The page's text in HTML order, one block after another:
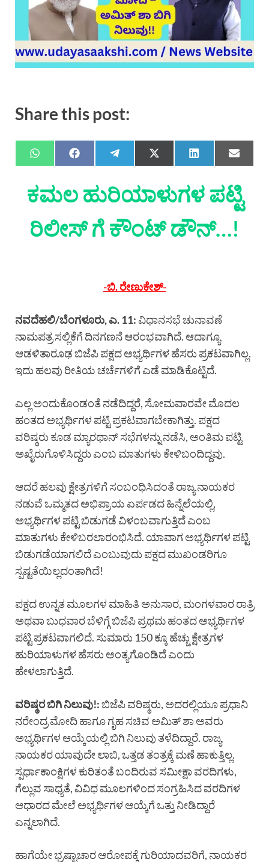
Share this post:
ಕಮಲ ಹುರಿಯಾಳುಗಳ ಪಟ್ಟಿ
ರಿಲೀಸ್ ಗೆ ಕೌಂಟ್ ಡೌನ್…!
-ಬಿ. ರೇಣುಕೇಶ್-
ನವದೆಹಲಿ/ಬೆಂಗಳೂರು, ಎ. 11:ವಿಧಾನಸಭೆ ಚುನಾವಣೆ
ನಾಮಪತ್ರ ಸಲ್ಲಿಕೆಗೆ ದಿನಗಣನೆ ಆರಂಭವಾಗಿದೆ. ಆದಾಗ್ಯೂ
ಆಡಳಿತಾರೂಢ ಬಿಜೆಪಿ ಪಕ್ಷದ ಅಭ್ಯರ್ಥಿಗಳ ಹೆಸರು ಪ್ರಕಟವಾಗಿಲ್ಲ.
ಇದು ಹಲವು ರೀತಿಯ ಚರ್ಚೆಗಳಿಗೆ ಎಡೆ ಮಾಡಿಕೊಟ್ಟಿದೆ.
ಎಲ್ಲ ಅಂದುಕೊಂಡಂತೆ ನಡೆದಿದ್ದರೆ, ಸೋಮವಾರವೇ ಮೊದಲ
ಹಂತದ ಅಭ್ಯರ್ಥಿಗಳ ಪಟ್ಟಿ ಪ್ರಕಟವಾಗಬೇಕಾಗಿತ್ತು. ಪಕ್ಷದ
ವರಿಷ್ಠರು ಕೂಡ ಮ್ಯಾರಥಾನ್ ಸಭೆಗಳನ್ನು ನಡೆಸಿ, ಅಂತಿಮ ಪಟ್ಟಿ
ಅಖೈರುಗೊಳಿಸಿದ್ದರು ಎಂಬ ಮಾತುಗಳು ಕೇಳಿಬಂದಿದ್ದವು.
ಆದರೆ ಹಲವು ಕ್ಷೇತ್ರಗಳಿಗೆ ಸಂಬಂಧಿಸಿದಂತೆ ರಾಜ್ಯ ನಾಯಕರ
ನಡುವೆ ಒಮ್ಮತದ ಅಭಿಪ್ರಾಯ ಏರ್ಪಡದ ಹಿನ್ನೆಲೆಯಲ್ಲಿ,
ಅಭ್ಯರ್ಥಿಗಳ ಪಟ್ಟಿ ಬಿಡುಗಡೆ ವಿಳಂಬವಾಗುತ್ತಿದೆ ಎಂಬ
ಮಾತುಗಳು ಕೇಳಿಬರಲಾರಂಭಿಸಿದೆ. ಯಾವಾಗ ಅಭ್ಯರ್ಥಿಗಳ ಪಟ್ಟಿ
ಬಿಡುಗಡೆಯಾಗಲಿದೆ ಎಂಬುವುದು ಪಕ್ಷದ ಮುಖಂಡರಿಗೂ
ಸ್ಪಷ್ಟತೆಯಿಲ್ಲದಂತಾಗಿದೆ!
ಪಕ್ಷದ ಉನ್ನತ ಮೂಲಗಳ ಮಾಹಿತಿ ಅನುಸಾರ, ಮಂಗಳವಾರ ರಾತ್ರಿ
ಅಥವಾ ಬುಧವಾರ ಬೆಳಿಗ್ಗೆ ಬಿಜೆಪಿ ಪ್ರಥಮ ಹಂತದ ಅಭ್ಯರ್ಥಿಗಳ
ಪಟ್ಟಿ ಪ್ರಕಟವಾಗಲಿದೆ. ಸುಮಾರು 150 ಕ್ಕೂ ಹೆಚ್ಚು ಕ್ಷೇತ್ರಗಳ
ಹುರಿಯಾಳುಗಳ ಹೆಸರು ಅಂತ್ಯಗೊಂಡಿದೆ ಎಂದು
ಹೇಳಲಾಗುತ್ತಿದೆ.
ವರಿಷ್ಠರ ಬಿಗಿ ನಿಲುವು!:ಬಿಜೆಪಿ ವರಿಷ್ಠರು, ಅದರಲ್ಲಿಯೂ ಪ್ರಧಾನಿ
ನರೇಂದ್ರ ಮೋದಿ ಹಾಗೂ ಗೃಹ ಸಚಿವ ಅಮಿತ್ ಶಾ ಅವರು
ಅಭ್ಯರ್ಥಿಗಳ ಆಯ್ಕೆಯಲ್ಲಿ ಬಿಗಿ ನಿಲುವು ತಳೆದಿದ್ದಾರೆ. ರಾಜ್ಯ
ನಾಯಕರ ಯಾವುದೇ ಲಾಬಿ, ಒತ್ತಡ ತಂತ್ರಕ್ಕೆ ಮಣೆ ಹಾಕುತ್ತಿಲ್ಲ.
ಸ್ಪರ್ಧಾಕಾಂಕ್ಷಿಗಳ ಕುರಿತಂತೆ ಬಂದಿರುವ ಸಮೀಕ್ಷಾ ವರದಿಗಳು,
ಗೆಲ್ಲುವ ಸಾಧ್ಯತೆ, ವಿವಿಧ ಮೂಲಗಳಿಂದ ಸಂಗ್ರಹಿಸಿದ ವರದಿಗಳ
ಆಧಾರದ ಮೇಲೆ ಅಭ್ಯರ್ಥಿಗಳ ಆಯ್ಕೆಗೆ ಒತ್ತು ನೀಡಿದ್ದಾರೆ
ಎನ್ನಲಾಗಿದೆ.
ಹಾಗೆಯೇ ಭ್ರಷ್ಟಾಚಾರ ಆರೋಪಕ್ಕೆ ಗುರಿಯಾದವರಿಗೆ, ನಾಯಕರ